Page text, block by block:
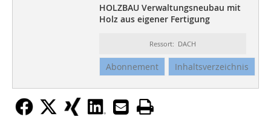
HOLZBAU Verwaltungsneubau mit
Holz aus eigener Fertigung
Ressort: DACH
Abonnement Inhaltsverzeichnis